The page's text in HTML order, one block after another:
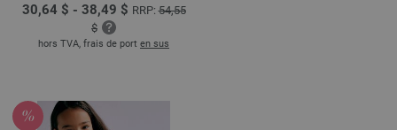
30,64 $ - 38,49 $ RRP:54,55
$
hors TVA, frais de port en sus